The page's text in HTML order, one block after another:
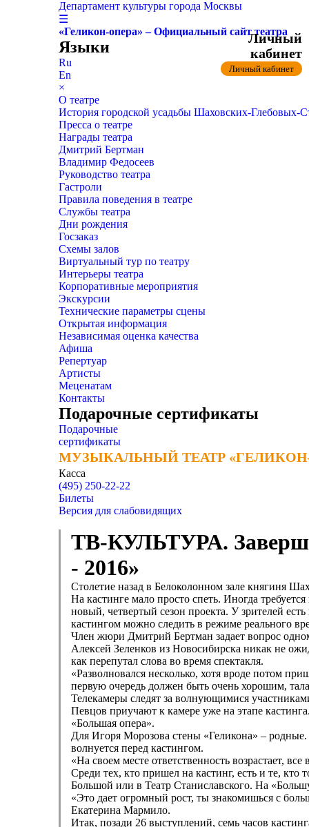
Департамент культуры города Москвы
☰
«Геликон-опера» – Официальный сайт театра
Языки
Ru
En
×
О театре
История городской усадьбы Шаховских-
Пресса о театре
Награды театра
Дмитрий Бертман
Владимир Федосеев
Руководство театра
Гастроли
Правила поведения в театре
Службы театра
Дни рождения
Госзаказ
Схемы залов
Виртуальный тур по театру
Интерьеры театра
Корпоративные мероприятия
Экскурсии
Технические параметры сцены
Открытая информация
Независимая оценка качества
Афиша
Репертуар
Артисты
Меценатам
Контакты
Подарочные сертификаты
Подарочные
сертификаты
МУЗЫКАЛЬНЫЙ ТЕАТР
МУЗЫКАЛЬНЫЙ ТЕАТР
Касса
(495) 250-22-22
Личный
кабинет
Личный кабинет
Билеты
Версия для слабовидящих
​ТВ-КУЛЬТУРА.
- 2016»
Столетие назад в Белоколонном зале княгиня
На кастинге мало просто спеть. Иногда
новый, четвертый сезон проекта. У зрителей
кастингом можно следить в режиме реального
Член жюри Дмитрий Бертман задает вопрос
Алексей Зеленков из Новосибирска никак не
как перепутал слова во время спектакля.
«Разволновался несколько, хотя вроде потом
первую очередь должен быть очень хорошим,
Телекамеры следят за волнующимися
Певцов приучают к камере уже на этапе
«Большая опера».
Для Игоря Морозова стены «Геликона» – родные.
волнуется перед кастингом.
«На своем месте ответственность возрастает,
Среди тех, кто пришел на кастинг, есть и те,
Большой или в Театр Станиславского. На
«Это дает огромный рост, ты знакомишься с
Екатерина Мармило.
Итак, позади 26 выступлений, семь часов